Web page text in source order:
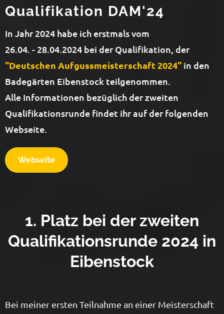
Qualifikation DAM'24
In Jahr 2024 habe ich erstmals vom
26.04. - 28.04.2024 bei der Qualifikation, der
"Deutschen Aufgussmeisterschaft 2024" in den
Badegärten Eibenstock teilgenommen.
Alle Informationen bezüglich der zweiten
Qualifikationsrunde findet ihr auf der folgenden
Webseite.
Webseite
1. Platz bei der zweiten
Qualifikationsrunde 2024 in
Eibenstock
Bei meiner ersten Teilnahme an einer Meisterschaft